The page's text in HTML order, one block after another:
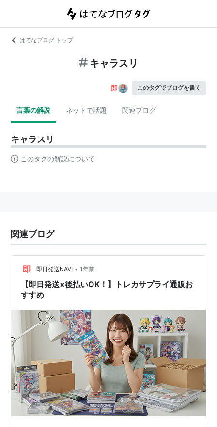
はてなブログ トップ
キャラスリ
このタグでブログを書く
言葉の解説 ネットで話題 関連ブログ
キャラスリ
このタグの解説について
関連ブログ
即日発送NAVI • 1年前
【即日発送×後払いOK！】トレカサプライ通販お
すすめ